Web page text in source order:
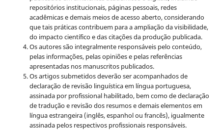
repositórios institucionais, páginas pessoais, redes
acadêmicas e demais meios de acesso aberto, considerando
que tais práticas contribuem para a ampliação da visibilidade,
do impacto científico e das citações da produção publicada.
Os autores são integralmente responsáveis pelo conteúdo,
pelas informações, pelas opiniões e pelas referências
apresentadas nos manuscritos publicados.
Os artigos submetidos deverão ser acompanhados de
declaração de revisão linguística em língua portuguesa,
assinada por profissional habilitado, bem como de declaração
de tradução e revisão dos resumos e demais elementos em
língua estrangeira (inglês, espanhol ou francês), igualmente
assinada pelos respectivos profissionais responsáveis.